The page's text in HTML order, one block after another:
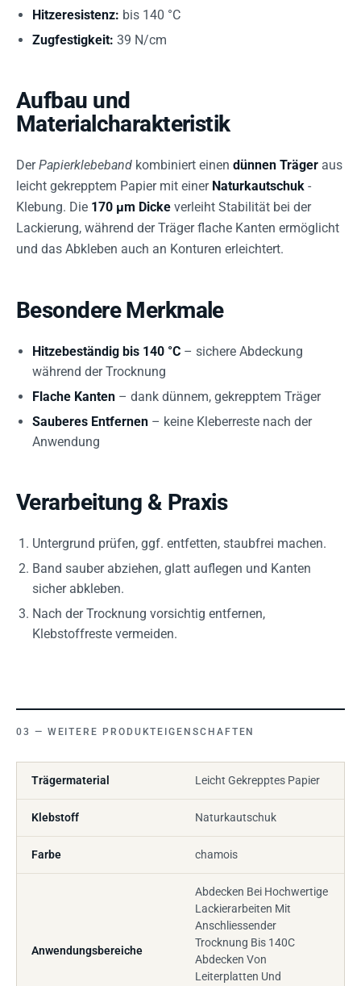
Hitzeresistenz: bis 140 °C
Zugfestigkeit: 39 N/cm
Aufbau und
Materialcharakteristik
DerPapierklebeband kombiniert einen dünnen Träger aus
leicht gekrepptem Papier mit einer Naturkautschuk -
Klebung. Die 170 µm Dicke verleiht Stabilität bei der
Lackierung, während der Träger flache Kanten ermöglicht
und das Abkleben auch an Konturen erleichtert.
Besondere Merkmale
Hitzebeständig bis 140 °C – sichere Abdeckung
während der Trocknung
Flache Kanten – dank dünnem, gekrepptem Träger
Sauberes Entfernen – keine Kleberreste nach der
Anwendung
Verarbeitung & Praxis
Untergrund prüfen, ggf. entfetten, staubfrei machen.
Band sauber abziehen, glatt auflegen und Kanten
sicher abkleben.
Nach der Trocknung vorsichtig entfernen,
Klebstoffreste vermeiden.
WEITERE PRODUKTEIGENSCHAFTEN
Trägermaterial Leicht Gekrepptes Papier
Klebstoff Naturkautschuk
Farbe chamois
Anwendungsbereiche
Abdecken Bei Hochwertige
Lackierarbeiten Mit
Anschliessender
Trocknung Bis 140C
Abdecken Von
Leiterplatten Und